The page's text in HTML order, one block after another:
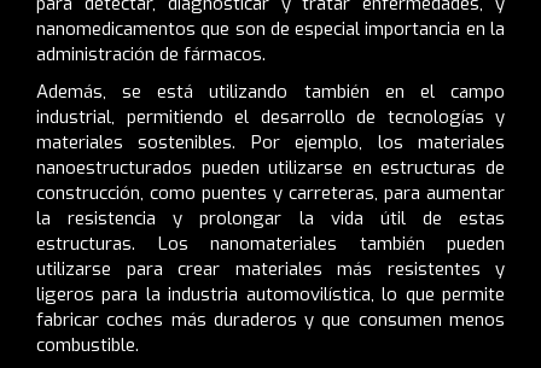
nanomedicamentos que son de especial importancia en la
administración de fármacos.
Además, se está utilizando también en el campo
industrial, permitiendo el desarrollo de tecnologías y
materiales sostenibles. Por ejemplo, los materiales
nanoestructurados pueden utilizarse en estructuras de
construcción, como puentes y carreteras, para aumentar
la resistencia y prolongar la vida útil de estas
estructuras. Los nanomateriales también pueden
utilizarse para crear materiales más resistentes y
ligeros para la industria automovilística, lo que permite
fabricar coches más duraderos y que consumen menos
combustible.